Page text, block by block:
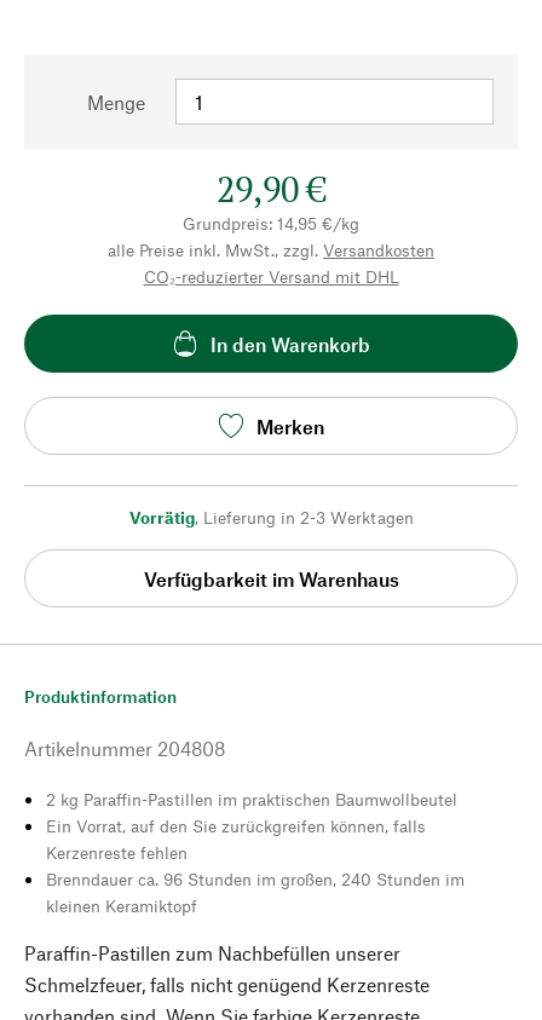
Menge
29,90 €
Grundpreis: 14,95 €/kg
alle Preise inkl. MwSt., zzgl. Versandkosten
CO₂-reduzierter Versand mit DHL
In den Warenkorb
Merken
Vorrätig, Lieferung in 2-3 Werktagen
Verfügbarkeit im Warenhaus
Produktinformation
Artikelnummer 204808
2 kg Paraffin-Pastillen im praktischen Baumwollbeutel
Ein Vorrat, auf den Sie zurückgreifen können, falls
Kerzenreste fehlen
Brenndauer ca. 96 Stunden im großen, 240 Stunden im
kleinen Keramiktopf
Paraffin-Pastillen zum Nachbefüllen unserer
Schmelzfeuer, falls nicht genügend Kerzenreste